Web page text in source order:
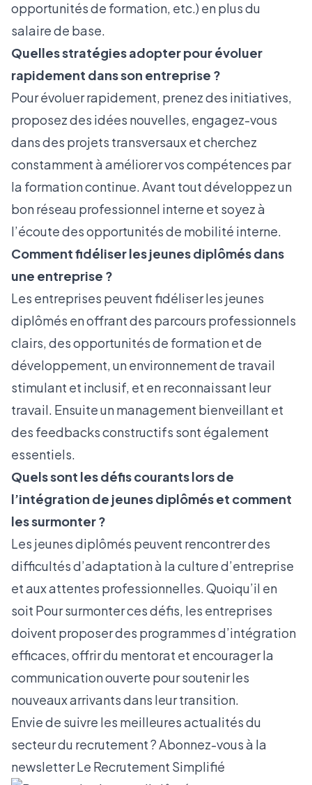
opportunités de formation, etc.) en plus du
salaire de base.
Quelles stratégies adopter pour évoluer
rapidement dans son entreprise ?
Pour évoluer rapidement, prenez des initiatives,
proposez des idées nouvelles, engagez-vous
dans des projets transversaux et cherchez
constamment à améliorer vos compétences par
la formation continue. Avant tout développez un
bon réseau professionnel interne et soyez à
l’écoute des opportunités de mobilité interne.
Comment fidéliser les jeunes diplômés dans
une entreprise ?
Les entreprises peuvent fidéliser les jeunes
diplômés en offrant des parcours professionnels
clairs, des opportunités de formation et de
développement, un environnement de travail
stimulant et inclusif, et en reconnaissant leur
travail. Ensuite un management bienveillant et
des feedbacks constructifs sont également
essentiels.
Quels sont les défis courants lors de
l’intégration de jeunes diplômés et comment
les surmonter ?
Les jeunes diplômés peuvent rencontrer des
difficultés d’adaptation à la culture d’entreprise
et aux attentes professionnelles. Quoiqu’il en
soit Pour surmonter ces défis, les entreprises
doivent proposer des programmes d’intégration
efficaces, offrir du mentorat et encourager la
communication ouverte pour soutenir les
nouveaux arrivants dans leur transition.
Envie de suivre les meilleures actualités du
secteur du recrutement ? Abonnez-vous à la
newsletterLe Recrutement Simplifié